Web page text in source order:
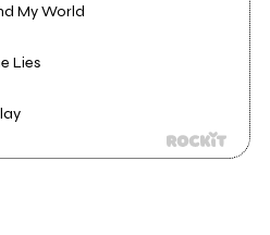
My World
Lies